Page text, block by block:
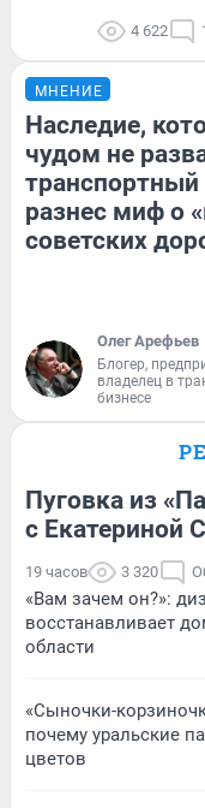
4 622
МНЕНИЕ
Наследие,
чудом не
транспортный
разнес миф о
советских
Олег Арефьев
Блогер,
владелец в
бизнесе
Пуговка из
с Екатериной
19 часов 3 320
«Вам зачем он?»:
восстанавливает
области
«Сыночки-
почему уральские
цветов